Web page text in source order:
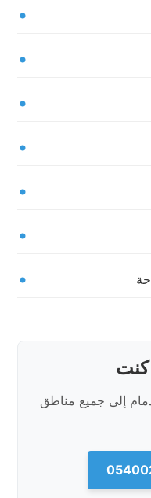
كنت
إلى جميع مناطق